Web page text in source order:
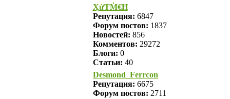
ҲửŦṀ€Ħ
Репутация: 6847
Форум постов: 1837
Новостей: 856
Комментов: 29272
Блоги: 0
Статьи: 40
Desmond_Ferrcon
Репутация: 6675
Форум постов: 2711